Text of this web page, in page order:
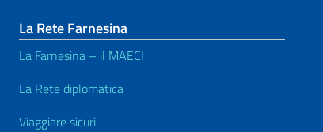
La Rete Farnesina
La Farnesina – il MAECI
La Rete diplomatica
Viaggiare sicuri